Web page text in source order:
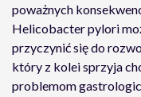
poważnych
Helicobacter pylori
przyczynić się do
który z kolei sprzyja
problemom